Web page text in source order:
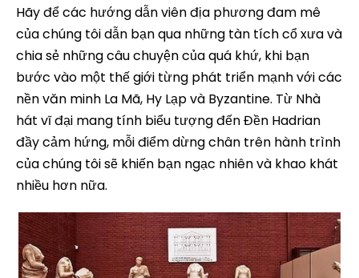
Hãy để các hướng dẫn viên địa phương đam mê
của chúng tôi dẫn bạn qua những tàn tích cổ xưa và
chia sẻ những câu chuyện của quá khứ, khi bạn
bước vào một thế giới từng phát triển mạnh với các
nền văn minh La Mã, Hy Lạp và Byzantine. Từ Nhà
hát vĩ đại mang tính biểu tượng đến Đền Hadrian
đầy cảm hứng, mỗi điểm dừng chân trên hành trình
của chúng tôi sẽ khiến bạn ngạc nhiên và khao khát
nhiều hơn nữa.